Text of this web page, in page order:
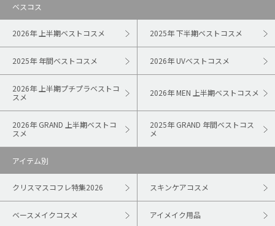
ベスコス
2026年 上半期ベストコスメ 2025年 下半期ベストコスメ
2025年 年間ベストコスメ 2026年 UVベストコスメ
2026年 上半期プチプラベストコ
スメ
2026年 MEN 上半期ベストコスメ
2026年 GRAND 上半期ベストコ
スメ
2025年 GRAND 年間ベストコス
メ
アイテム別
クリスマスコフレ特集2026 スキンケアコスメ
ベースメイクコスメ アイメイク用品